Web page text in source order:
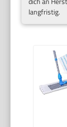
langfristig.